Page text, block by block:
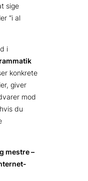
sige
“i al
i
konkrete
giver
mod
du
mestre –